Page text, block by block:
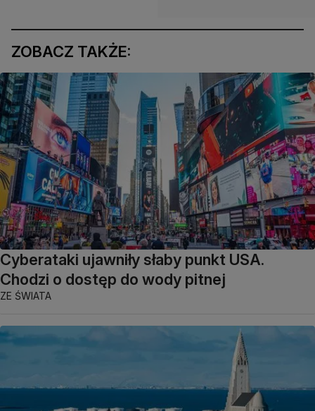
ZOBACZ TAKŻE:
Cyberataki ujawniły słaby punkt USA.
Chodzi o dostęp do wody pitnej
ZE ŚWIATA